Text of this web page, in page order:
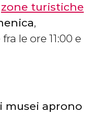
zone turistiche
,
le ore 11:00 e
musei aprono